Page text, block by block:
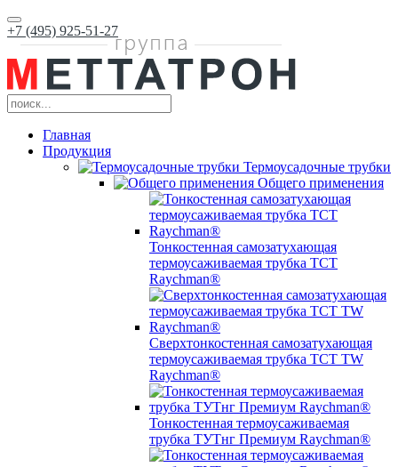
+7 (495) 925-51-27
Главная
Продукция
Термоусадочные трубки
Общего применения
Тонкостенная самозатухающая
термоусаживаемая трубка ТCT
Raychman®
Сверхтонкостенная самозатухающая
термоусаживаемая трубка ТCT TW
Raychman®
Тонкостенная термоусаживаемая
трубка ТУТнг Премиум Raychman®